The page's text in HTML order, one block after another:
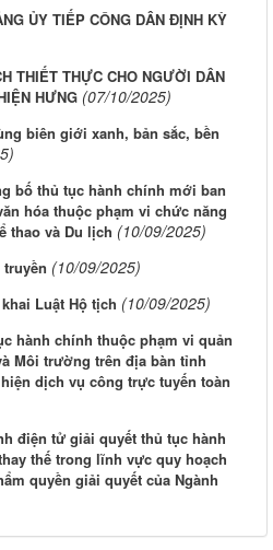
ỦY TIẾP CÔNG DÂN ĐỊNH KỲ
THIẾT THỰC CHO NGƯỜI DÂN
HƯNG (07/10/2025)
biên giới xanh, bản sắc, bền
bố thủ tục hành chính mới ban
hóa thuộc phạm vi chức năng
thao và Du lịch (10/09/2025)
(10/09/2025)
Luật Hộ tịch (10/09/2025)
hành chính thuộc phạm vi quản
Môi trường trên địa bàn tỉnh
dịch vụ công trực tuyến toàn
điện tử giải quyết thủ tục hành
thế trong lĩnh vực quy hoạch
quyền giải quyết của Ngành